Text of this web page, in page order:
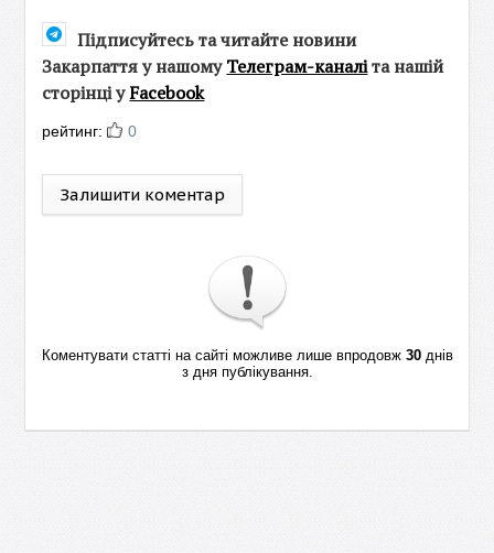
Підписуйтесь та читайте новини
Закарпаття у нашомуТелеграм-каналіта нашій
сторінці уFacebook
рейтинг: 0
Залишити коментар
Коментувати статті на сайті можливе лише впродовж 30днів
з дня публікування.